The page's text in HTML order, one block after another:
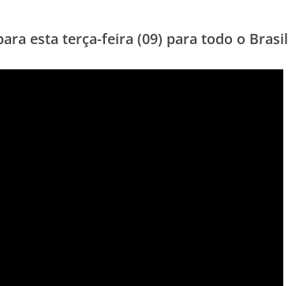
esta terça-feira (09) para todo o Brasil